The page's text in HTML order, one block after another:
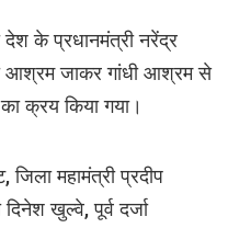
देश के प्रधानमंत्री नरेंद्र
आश्रम जाकर गांधी आश्रम से
क्रय किया गया।
जिला महामंत्री प्रदीप
खुल्वे, पूर्व दर्जा